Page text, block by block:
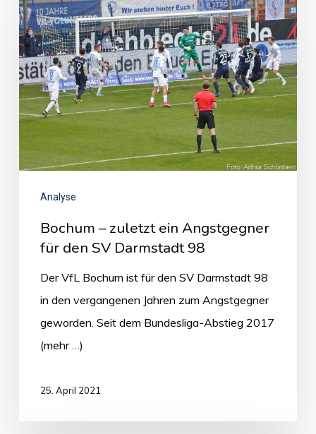
Analyse
Bochum – zuletzt ein Angstgegner
für den SV Darmstadt 98
Der VfL Bochum ist für den SV Darmstadt 98
in den vergangenen Jahren zum Angstgegner
geworden. Seit dem Bundesliga-Abstieg 2017
(mehr …)
25. April 2021